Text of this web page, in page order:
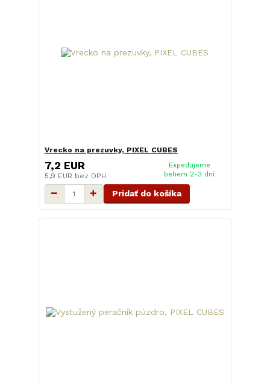
Vrecko na prezuvky, PIXEL CUBES
7,2 EUR
5,9 EUR bez DPH
Expedujeme
behem 2-3 dní
Pridať do košíka